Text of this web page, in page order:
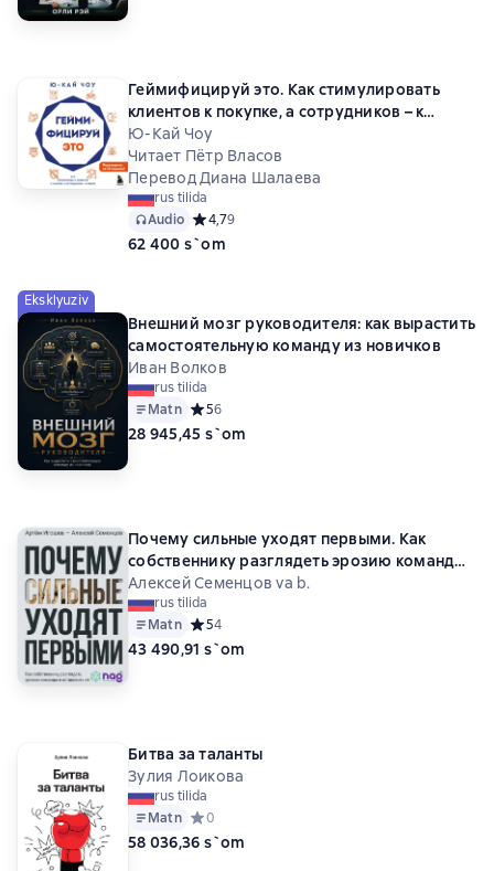
Геймифицируй это. Как стимулировать
клиентов к покупке, а сотрудников – к
работе
Ю-Кай Чоу
Читает Пётр Власов
Перевод Диана Шалаева
rus tilida
Audio Средний рейтинг 4,7 на основе 9 оценок
4,79
62 400 s`om
Eksklyuziv
Внешний мозг руководителя: как вырастить
самостоятельную команду из новичков
Иван Волков
rus tilida
Matn Средний рейтинг 5 на основе 6 оценок
56
28 945,45 s`om
Почему сильные уходят первыми. Как
собственнику разглядеть эрозию команды
и остановить её
Алексей Семенцов va b.
rus tilida
Matn Средний рейтинг 5 на основе 4 оценок
54
43 490,91 s`om
Битва за таланты
Зулия Лоикова
rus tilida
Matn Средний рейтинг 0 на основе 0 оценок
0
58 036,36 s`om